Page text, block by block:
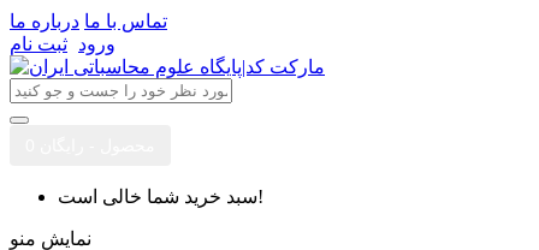
تماس با ما درباره ما
ورود ثبت نام
سبد خرید شما خالی است!
نمایش منو